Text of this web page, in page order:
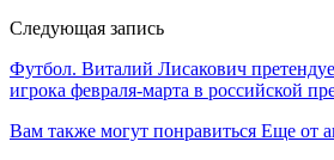
Следующая запись
Футбол. Виталий Лисакович
игрока февраля-марта в российской
Вам также могут понравиться Еще от